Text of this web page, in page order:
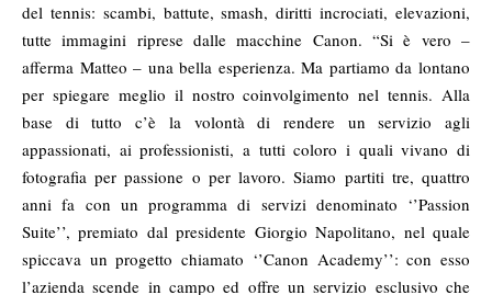
del tennis: scambi, battute, smash, diritti incrociati, elevazioni,
tutte immagini riprese dalle macchine Canon. “Si è vero –
afferma Matteo – una bella esperienza. Ma partiamo da lontano
per spiegare meglio il nostro coinvolgimento nel tennis. Alla
base di tutto c’è la volontà di rendere un servizio agli
appassionati, ai professionisti, a tutti coloro i quali vivano di
fotografia per passione o per lavoro. Siamo partiti tre, quattro
anni fa con un programma di servizi denominato ‘’Passion
Suite’’, premiato dal presidente Giorgio Napolitano, nel quale
spiccava un progetto chiamato ‘’Canon Academy’’: con esso
l’azienda scende in campo ed offre un servizio esclusivo che